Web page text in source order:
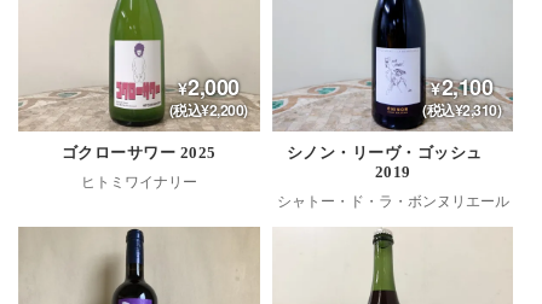
2,000
(税込¥2,200)
ゴクローサワー 2025
ヒトミワイナリー
2,100
(税込¥2,310)
シノン・リーヴ・ゴッシュ
2019
シャトー・ド・ラ・ボンヌリエール